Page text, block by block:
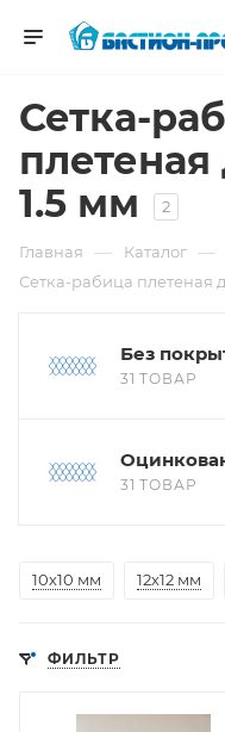
Сетка-
1.5 мм
2
Главная — Каталог —
Сетка-рабица плетеная
Без
31 ТОВАР
31 ТОВАР
10х10 мм 12х12 мм
ФИЛЬТР